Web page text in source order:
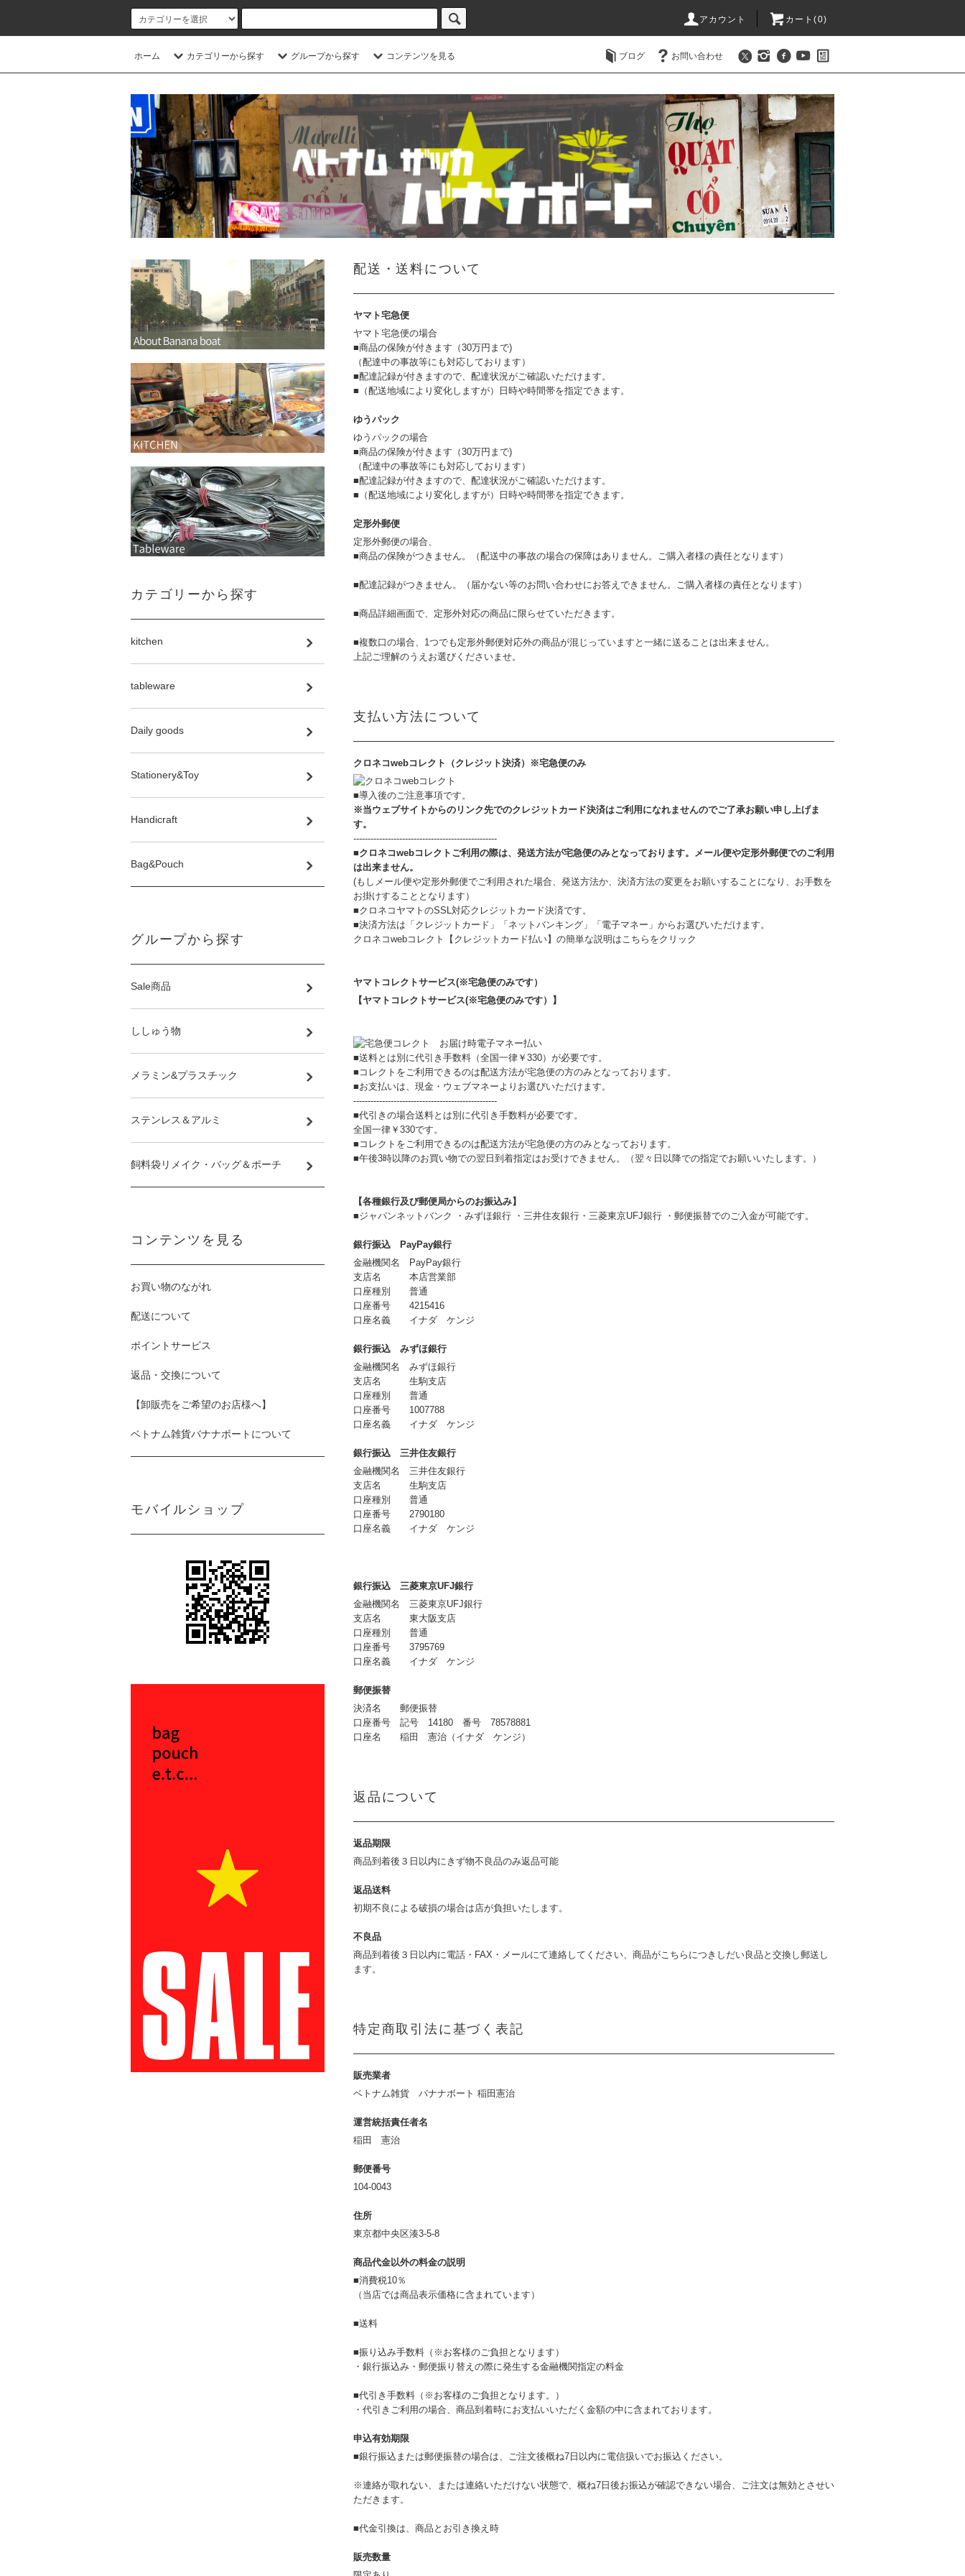
アカウント カート(0)
ホーム カテゴリーから探す グループから探す コンテンツを見る ブログ お問い合わせ
配送・送料について
ヤマト宅急便
ヤマト宅急便の場合
■商品の保険が付きます（30万円まで)
（配達中の事故等にも対応しております）
■配達記録が付きますので、配達状況がご確認いただけます。
■（配送地域により変化しますが）日時や時間帯を指定できます。
ゆうパック
ゆうパックの場合
■商品の保険が付きます（30万円まで)
（配達中の事故等にも対応しております）
■配達記録が付きますので、配達状況がご確認いただけます。
■（配送地域により変化しますが）日時や時間帯を指定できます。
定形外郵便
定形外郵便の場合、
■商品の保険がつきません。（配送中の事故の場合の保障はありません。ご購入者様の責任となります）
■配達記録がつきません。（届かない等のお問い合わせにお答えできません。ご購入者様の責任となります）
■商品詳細画面で、定形外対応の商品に限らせていただきます。
■複数口の場合、1つでも定形外郵便対応外の商品が混じっていますと一緒に送ることは出来ません。
上記ご理解のうえお選びくださいませ。
支払い方法について
クロネコwebコレクト（クレジット決済）※宅急便のみ
■導入後のご注意事項です。
※当ウェブサイトからのリンク先でのクレジットカード決済はご利用になれませんのでご了承お願い申し上げま
す。
--------------------------------------------------
■クロネコwebコレクトご利用の際は、発送方法が宅急便のみとなっております。メール便や定形外郵便でのご利用
は出来ません。
(もしメール便や定形外郵便でご利用された場合、発送方法か、決済方法の変更をお願いすることになり、お手数を
お掛けすることとなります）
■クロネコヤマトのSSL対応クレジットカード決済です。
■決済方法は「クレジットカード」「ネットバンキング」「電子マネー」からお選びいただけます。
クロネコwebコレクト【クレジットカード払い】の簡単な説明はこちらをクリック
ヤマトコレクトサービス(※宅急便のみです）
【ヤマトコレクトサービス(※宅急便のみです）】
■送料とは別に代引き手数料（全国一律￥330）が必要です。
■コレクトをご利用できるのは配送方法が宅急便の方のみとなっております。
■お支払いは、現金・ウェブマネーよりお選びいただけます。
--------------------------------------------------
■代引きの場合送料とは別に代引き手数料が必要です。
全国一律￥330です。
■コレクトをご利用できるのは配送方法が宅急便の方のみとなっております。
■午後3時以降のお買い物での翌日到着指定はお受けできません。（翌々日以降での指定でお願いいたします。）
【各種銀行及び郵便局からのお振込み】
■ジャパンネットバンク ・みずほ銀行 ・三井住友銀行・三菱東京UFJ銀行 ・郵便振替でのご入金が可能です。
銀行振込 PayPay銀行
金融機関名 PayPay銀行
支店名 本店営業部
口座種別 普通
口座番号 4215416
口座名義 イナダ ケンジ
銀行振込 みずほ銀行
金融機関名 みずほ銀行
支店名 生駒支店
口座種別 普通
口座番号 1007788
口座名義 イナダ ケンジ
銀行振込 三井住友銀行
金融機関名 三井住友銀行
支店名 生駒支店
口座種別 普通
口座番号 2790180
口座名義 イナダ ケンジ
銀行振込 三菱東京UFJ銀行
金融機関名 三菱東京UFJ銀行
支店名 東大阪支店
口座種別 普通
口座番号 3795769
口座名義 イナダ ケンジ
郵便振替
決済名 郵便振替
口座番号 記号 14180 番号 78578881
口座名 稲田 憲治（イナダ ケンジ）
返品について
返品期限
商品到着後３日以内にきず物不良品のみ返品可能
返品送料
初期不良による破損の場合は店が負担いたします。
不良品
商品到着後３日以内に電話・FAX・メールにて連絡してください、商品がこちらにつきしだい良品と交換し郵送し
ます。
特定商取引法に基づく表記
販売業者
ベトナム雑貨 バナナボート 稲田憲治
運営統括責任者名
稲田 憲治
郵便番号
104-0043
住所
東京都中央区湊3-5-8
商品代金以外の料金の説明
■消費税10％
（当店では商品表示価格に含まれています）
■送料
■振り込み手数料（※お客様のご負担となります）
・銀行振込み・郵便振り替えの際に発生する金融機関指定の料金
■代引き手数料（※お客様のご負担となります。）
・代引きご利用の場合、商品到着時にお支払いいただく金額の中に含まれております。
申込有効期限
■銀行振込または郵便振替の場合は、ご注文後概ね7日以内に電信扱いでお振込ください。
※連絡が取れない、または連絡いただけない状態で、概ね7日後お振込が確認できない場合、ご注文は無効とさせい
ただきます。
■代金引換は、商品とお引き換え時
販売数量
カテゴリーから探す
kitchen
tableware
Daily goods
Stationery&Toy
Handicraft
Bag&Pouch
グループから探す
Sale商品
ししゅう物
メラミン&プラスチック
ステンレス＆アルミ
飼料袋リメイク・バッグ＆ポーチ
コンテンツを見る
お買い物のながれ
配送について
ポイントサービス
返品・交換について
【卸販売をご希望のお店様へ】
ベトナム雑貨バナナボートについて
モバイルショップ